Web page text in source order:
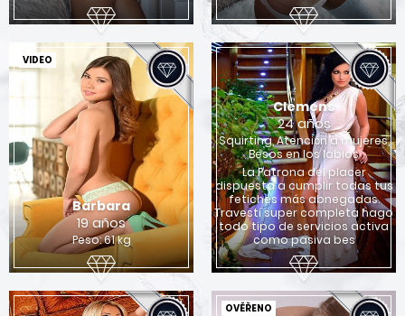
VIDEO
Barbara
19 años
Peso: 61 kg
Clemens
24 años
Squirting, Atención a mujeres,
Besos en los labios
La Patrona del placer
dispuesta a cumplir todas tus
fetiches más abnegadas.
Travestí super completa hago
todo tipo de servicios activa
como pasiva bes
OVĚŘENO